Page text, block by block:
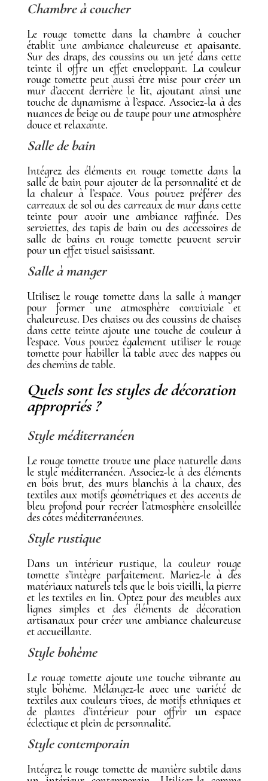
Chambre à coucher
Le rouge tomette dans la chambre à coucher
établit une ambiance chaleureuse et apaisante.
Sur des draps, des coussins ou un jeté dans cette
teinte il offre un effet enveloppant. La couleur
rouge tomette peut aussi être mise pour créer un
mur d’accent derrière le lit, ajoutant ainsi une
touche de dynamisme à l’espace. Associez-la à des
nuances de beige ou de taupe pour une atmosphère
douce et relaxante.
Salle de bain
Intégrez des éléments en rouge tomette dans la
salle de bain pour ajouter de la personnalité et de
la chaleur à l’espace. Vous pouvez préférer des
carreaux de sol ou des carreaux de mur dans cette
teinte pour avoir une ambiance raffinée. Des
serviettes, des tapis de bain ou des accessoires de
salle de bains en rouge tomette peuvent servir
pour un effet visuel saisissant.
Salle à manger
Utilisez le rouge tomette dans la salle à manger
pour former une atmosphère conviviale et
chaleureuse. Des chaises ou des coussins de chaises
dans cette teinte ajoute une touche de couleur à
l’espace. Vous pouvez également utiliser le rouge
tomette pour habiller la table avec des nappes ou
des chemins de table.
Quels sont les styles de décoration
appropriés ?
Style méditerranéen
Le rouge tomette trouve une place naturelle dans
le style méditerranéen. Associez-le à des éléments
en bois brut, des murs blanchis à la chaux, des
textiles aux motifs géométriques et des accents de
bleu profond pour recréer l’atmosphère ensoleillée
des côtes méditerranéennes.
Style rustique
Dans un intérieur rustique, la couleur rouge
tomette s’intègre parfaitement. Mariez-le à des
matériaux naturels tels que le bois vieilli, la pierre
et les textiles en lin. Optez pour des meubles aux
lignes simples et des éléments de décoration
artisanaux pour créer une ambiance chaleureuse
et accueillante.
Style bohème
Le rouge tomette ajoute une touche vibrante au
style bohème. Mélangez-le avec une variété de
textiles aux couleurs vives, de motifs ethniques et
de plantes d’intérieur pour offrir un espace
éclectique et plein de personnalité.
Style contemporain
Intégrez le rouge tomette de manière subtile dans